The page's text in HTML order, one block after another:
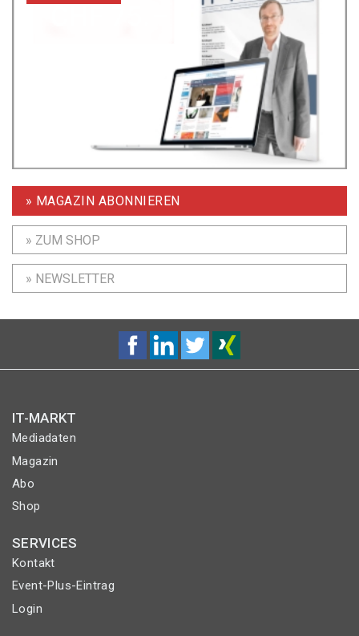
» MAGAZIN ABONNIEREN
» ZUM SHOP
» NEWSLETTER
IT-MARKT
Mediadaten
Magazin
Abo
Shop
SERVICES
Kontakt
Event-Plus-Eintrag
Login